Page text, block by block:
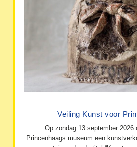
Veiling Kunst voor
Op zondag 13 september 2026
Princenhaags museum een